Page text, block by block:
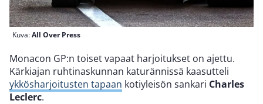
Kuva:All Over Press
Monacon GP:n toiset vapaat harjoitukset on ajettu.
Kärkiajan ruhtinaskunnan katurännissä kaasutteli
ykkösharjoitusten tapaan kotiyleisön sankari Charles
Leclerc.